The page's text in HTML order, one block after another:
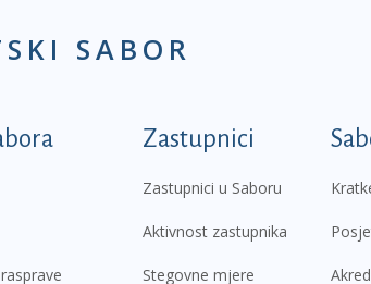
SABOR
prvi izbornik
Zastupnici
Zastupnici u Saboru
Aktivnost zastupnika
Stegovne mjere